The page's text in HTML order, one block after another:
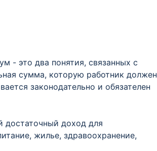
- это два понятия, связанных с
сумма, которую работник должен
законодательно и обязателен
доход для
жилье, здравоохранение,